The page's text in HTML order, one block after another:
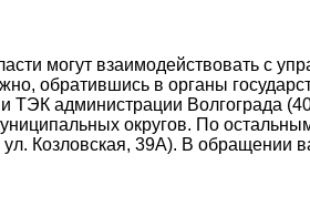
могут взаимодействовать с
обратившись в органы
администрации Волгограда
округов. По
ул. Козловская, 39А). В